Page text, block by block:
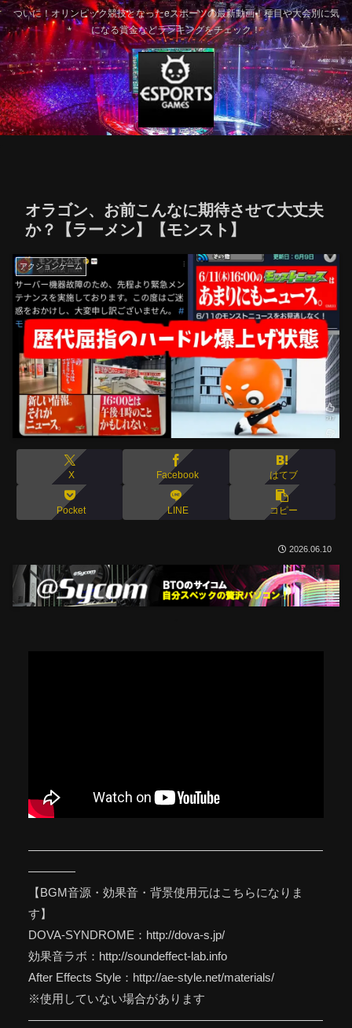
ついに！オリンピック競技となったeスポーツの最新動画！種目や大会別に気
になる賞金などランキングをチェック！
オラゴン、お前こんなに期待させて大丈夫
か？【ラーメン】【モンスト】
アクションゲーム
X Facebook はてブ
Pocket LINE コピー
2026.06.10
—————————————————————————
————
【BGM音源・効果音・背景使用元はこちらになりま
す】
DOVA-SYNDROME：http://dova-s.jp/
効果音ラボ：http://soundeffect-lab.info
After Effects Style：http://ae-style.net/materials/
※使用していない場合があります
—————————————————————————